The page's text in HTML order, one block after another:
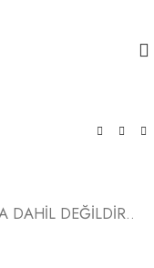
DAHİL DEĞİLDİR..